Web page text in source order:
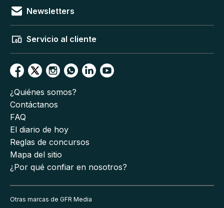
Newsletters
Servicio al cliente
¿Quiénes somos?
Contáctanos
FAQ
El diario de hoy
Reglas de concursos
Mapa del sitio
¿Por qué confiar en nosotros?
Otras marcas de GFR Media